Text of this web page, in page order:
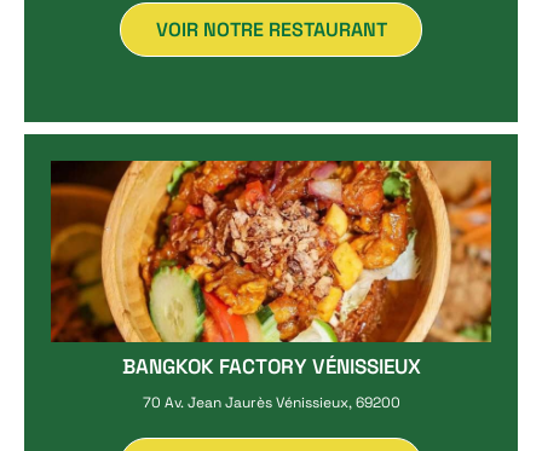
VOIR NOTRE RESTAURANT
BANGKOK FACTORY VÉNISSIEUX
70 Av. Jean Jaurès Vénissieux, 69200